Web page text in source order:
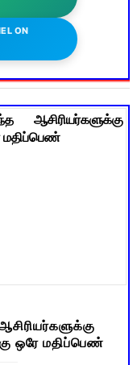
ON
ஒரே மதிப்பெண்